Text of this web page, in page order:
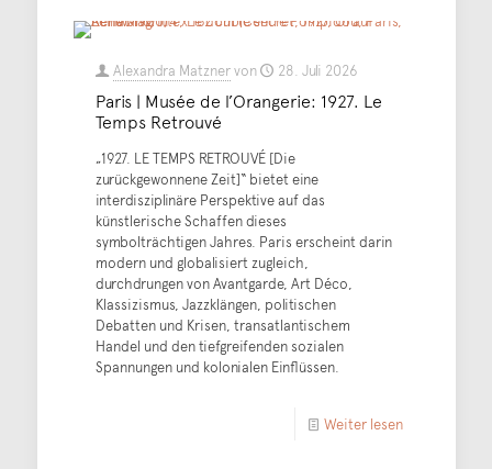
Alexandra Matznervon 28. Juli 2026
Paris | Musée de l’Orangerie: 1927. Le
Temps Retrouvé
„1927. LE TEMPS RETROUVÉ [Die
zurückgewonnene Zeit]“ bietet eine
interdisziplinäre Perspektive auf das
künstlerische Schaffen dieses
symbolträchtigen Jahres. Paris erscheint darin
modern und globalisiert zugleich,
durchdrungen von Avantgarde, Art Déco,
Klassizismus, Jazzklängen, politischen
Debatten und Krisen, transatlantischem
Handel und den tiefgreifenden sozialen
Spannungen und kolonialen Einflüssen.
Weiter lesen